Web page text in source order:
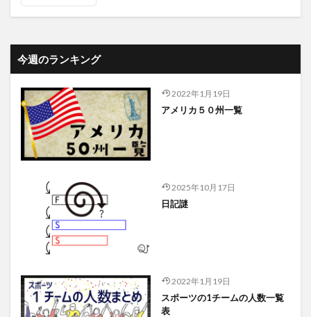
今週のランキング
2022年1月19日
アメリカ５０州一覧
2025年10月17日
日記謎
2022年1月19日
スポーツの1チームの人数一覧
表